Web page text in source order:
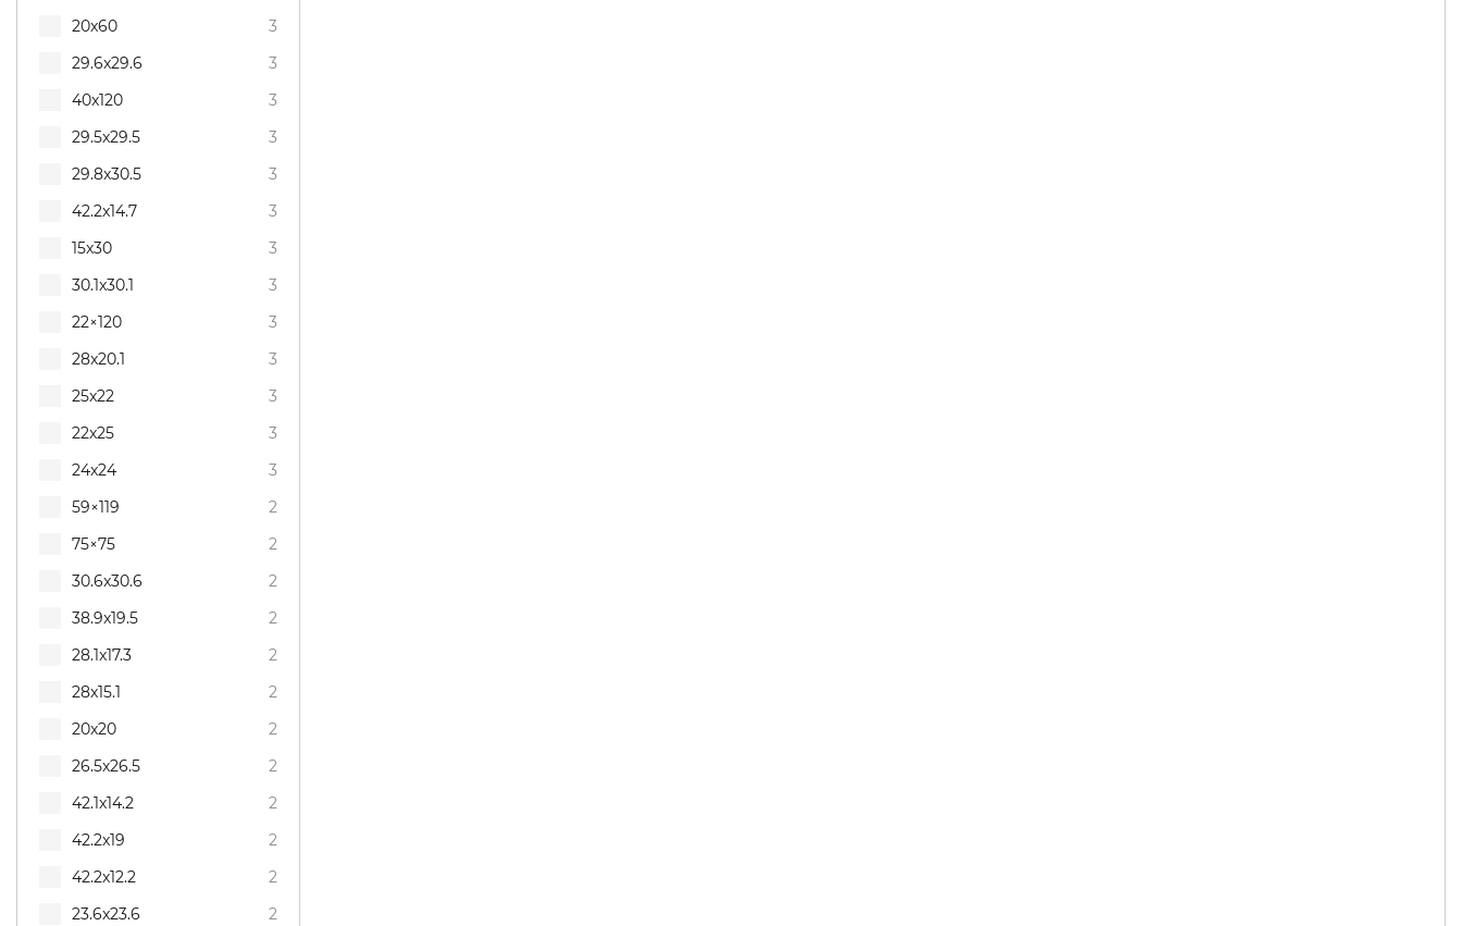
20x60
3
29.6x29.6
3
40x120
3
29.5x29.5
3
29.8x30.5
3
42.2x14.7
3
15x30
3
30.1x30.1
3
22×120
3
28x20.1
3
25x22
3
22x25
3
24x24
3
59×119
2
75×75
2
30.6x30.6
2
38.9x19.5
2
28.1x17.3
2
28x15.1
2
20x20
2
26.5x26.5
2
42.1x14.2
2
42.2x19
2
42.2x12.2
2
23.6x23.6
2